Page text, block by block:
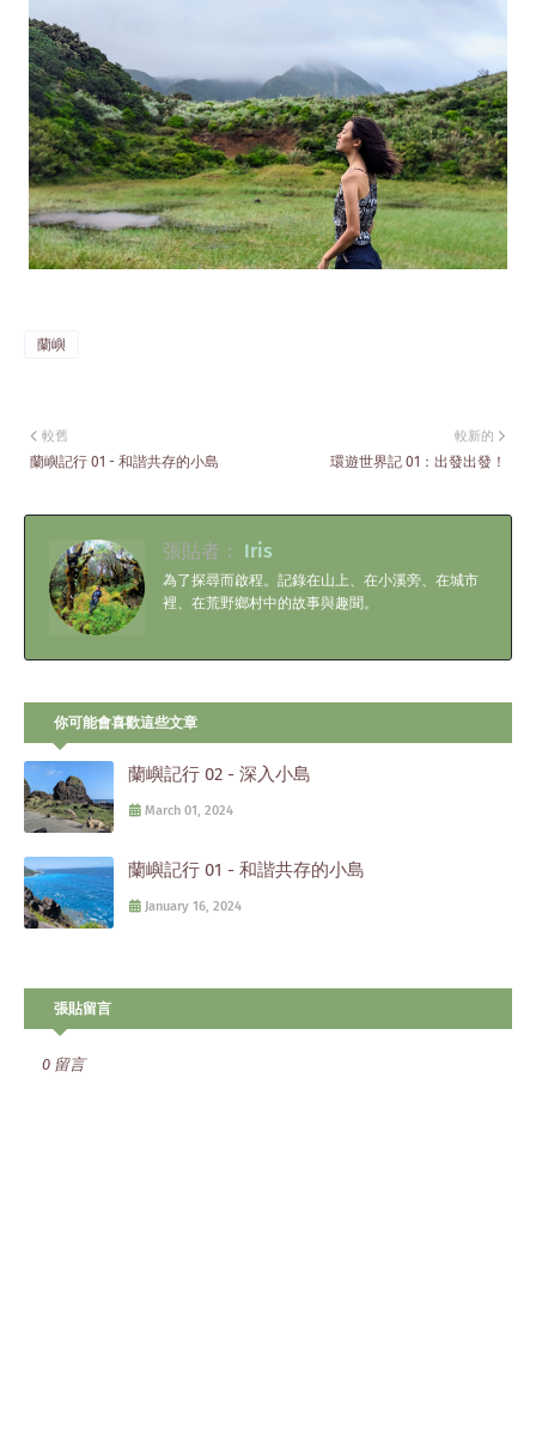
蘭嶼
較新的
環遊世界記 01：出發出發！
較舊
蘭嶼記行 01 - 和諧共存的小島
張貼者： Iris
為了探尋而啟程。記錄在山上、在小溪旁、在城市
裡、在荒野鄉村中的故事與趣聞。
你可能會喜歡這些文章
蘭嶼記行 02 - 深入小島
March 01, 2024
蘭嶼記行 01 - 和諧共存的小島
January 16, 2024
張貼留言
0 留言